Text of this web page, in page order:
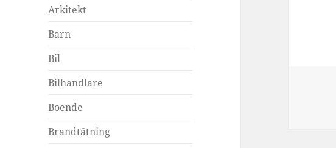
Arkitekt
Barn
Bil
Bilhandlare
Boende
Brandtätning